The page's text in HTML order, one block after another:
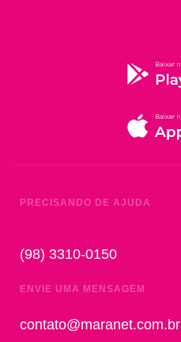
PRECISANDO DE AJUDA
(98) 3310-0150
ENVIE UMA MENSAGEM
contato@maranet.com.br